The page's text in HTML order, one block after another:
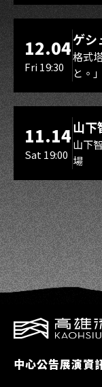
LIVE
12.04
Fri 19:30
ゲシ
格式
と。
11.14
Sat 19:00
山下
山下
場
中心公告展演資